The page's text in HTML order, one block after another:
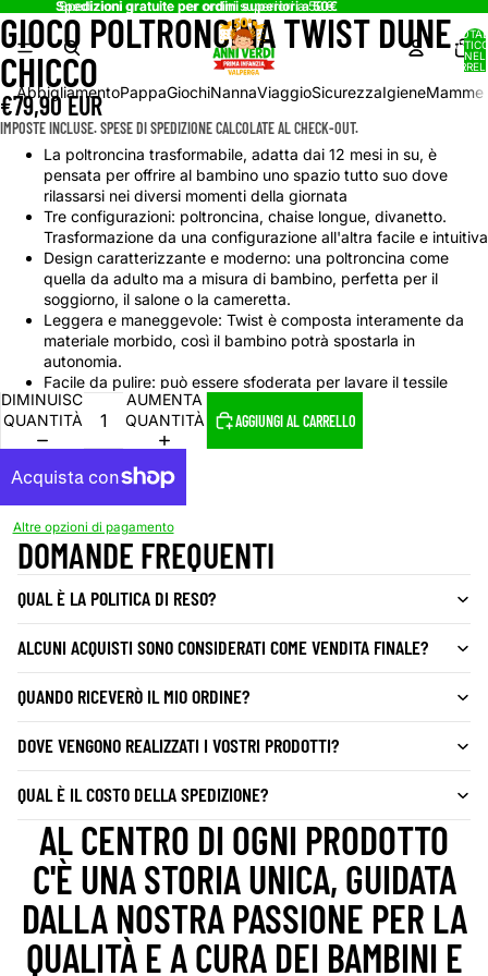
Spedizioni gratuite per ordini superiori a 50€
Spedizioni gratuite per ordini superiori a 50€
NEL
AbbigliamentoPappaGiochiNannaViaggioSicurezzaIgieneMamme
APRI
IMMAGINE
A
SCHERMO
INTERO
APRI
IMMAGINE
A
SCHERMO
INTERO
GIOCO POLTRONCINA TWIST DUNE
CHICCO
€79,90 EUR
IMPOSTE INCLUSE. SPESE DI SPEDIZIONE CALCOLATE AL CHECK-OUT.
La poltroncina trasformabile, adatta dai 12 mesi in su, è
pensata per offrire al bambino uno spazio tutto suo dove
rilassarsi nei diversi momenti della giornata
Tre configurazioni: poltroncina, chaise longue, divanetto.
Trasformazione da una configurazione all'altra facile e intuitiva
Design caratterizzante e moderno: una poltroncina come
quella da adulto ma a misura di bambino, perfetta per il
soggiorno, il salone o la cameretta.
Leggera e maneggevole: Twist è composta interamente da
materiale morbido, così il bambino potrà spostarla in
autonomia.
Facile da pulire: può essere sfoderata per lavare il tessile
DIMINUISCI
QUANTITÀ
AUMENTA
QUANTITÀ
AGGIUNGI AL CARRELLO
Altre opzioni di pagamento
DOMANDE FREQUENTI
QUAL È LA POLITICA DI RESO?
ALCUNI ACQUISTI SONO CONSIDERATI COME VENDITA FINALE?
QUANDO RICEVERÒ IL MIO ORDINE?
DOVE VENGONO REALIZZATI I VOSTRI PRODOTTI?
QUAL È IL COSTO DELLA SPEDIZIONE?
AL CENTRO DI OGNI PRODOTTO
C'È UNA STORIA UNICA, GUIDATA
DALLA NOSTRA PASSIONE PER LA
QUALITÀ E A CURA DEI BAMBINI E